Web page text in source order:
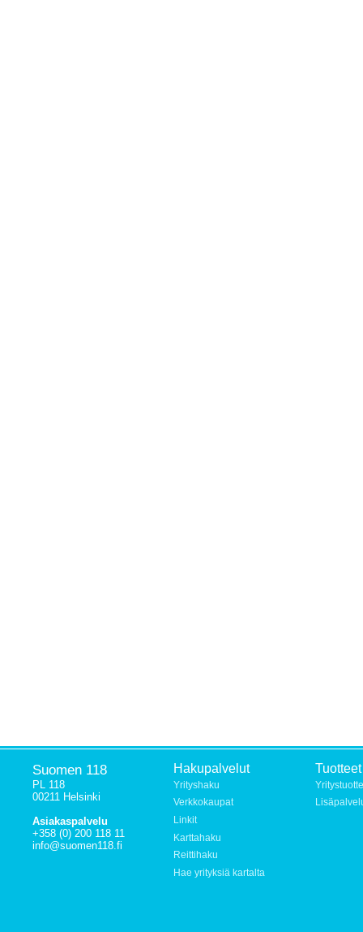
Suomen 118
PL 118
00211 Helsinki
Asiakaspalvelu
+358 (0) 200 118 11
info@suomen118.fi
Hakupalvelut
Yrityshaku
Verkkokaupat
Linkit
Karttahaku
Reittihaku
Hae yrityksiä kartalta